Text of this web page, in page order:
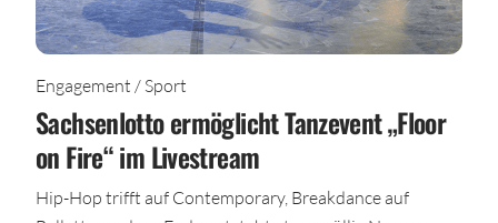
Engagement / Sport
Sachsenlotto ermöglicht Tanzevent „Floor
on Fire“ im Livestream
Hip-Hop trifft auf Contemporary, Breakdance auf